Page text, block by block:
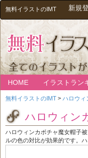
無料イラストのIMT 新規
HOME イラストラン
無料イラストのIMT > ハロウィ
ハロウィン
ハロウィンカボチャ魔女帽子
ルの色の対比が効果的です。